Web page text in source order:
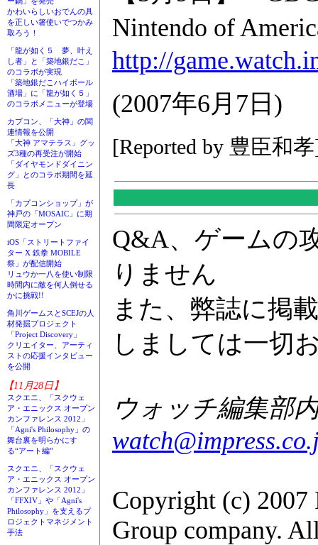
かわいらしいおでんの具
を正しい箸使いでつかみ
取ろう！
「龍が如く５ 夢、叶え
し者」と「築地銀だこ」
のコラボが実現
「築地銀だこハイボール
酒場」に「龍が如く５」
のコラボメニューが登場
カプコン、「大神」の関
連情報を公開
「大神 アマテラス」グッ
ズ3種の再受注が開始
「ダイヤモンドダイニン
グ」とのコラボ期間を延
長
「カプコンショップ」が
神戸の「MOSAIC」に期
間限定オープン
iOS「ストリートファイ
ター X 鉄拳 MOBILE
祭」が配信開始
リュウか一八を使い制限
時間内に敵を何人倒せる
かに挑戦!!
角川ゲームスとSCEJの人
材発掘プロジェクト
「Project Discovery」
クリエイター、アーティ
ストの応援インタビュー
を公開
【11月28日】
スクエニ、「スクウェ
ア・エニックス オープン
カンファレンス 2012」
「Agni's Philosophy」の
舞台裏を明らかにす
る“アート編”
スクエニ、「スクウェ
ア・エニックス オープン
カンファレンス 2012」
「FFXIV」や「Agni's
Philosophy」を支えるプ
ロジェクトマネジメント
手法
Nintendo of
http://
(2007年6月7日)
[Reported by 豊臣和
Q&A、ゲームの
りません
また、弊誌に掲
しましては一切
ウォッチ編集部
Copyright (c) 2007
Group company.